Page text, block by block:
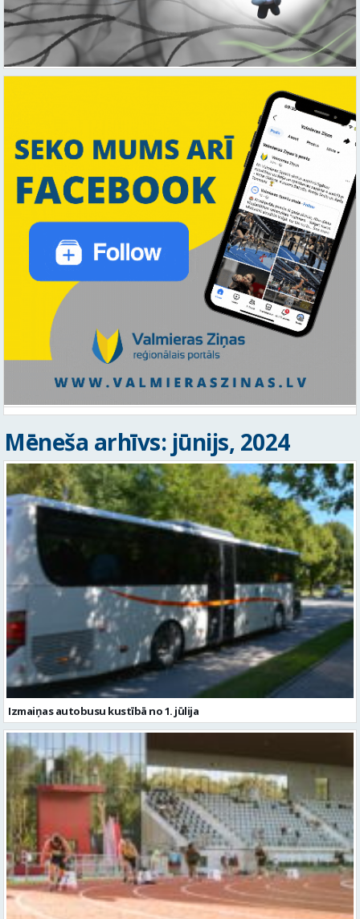
Mēneša arhīvs: jūnijs, 2024
Izmaiņas autobusu kustībā no 1. jūlija